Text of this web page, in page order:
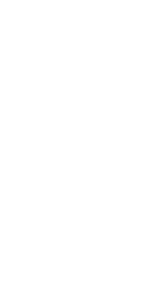
möchte, stand auch